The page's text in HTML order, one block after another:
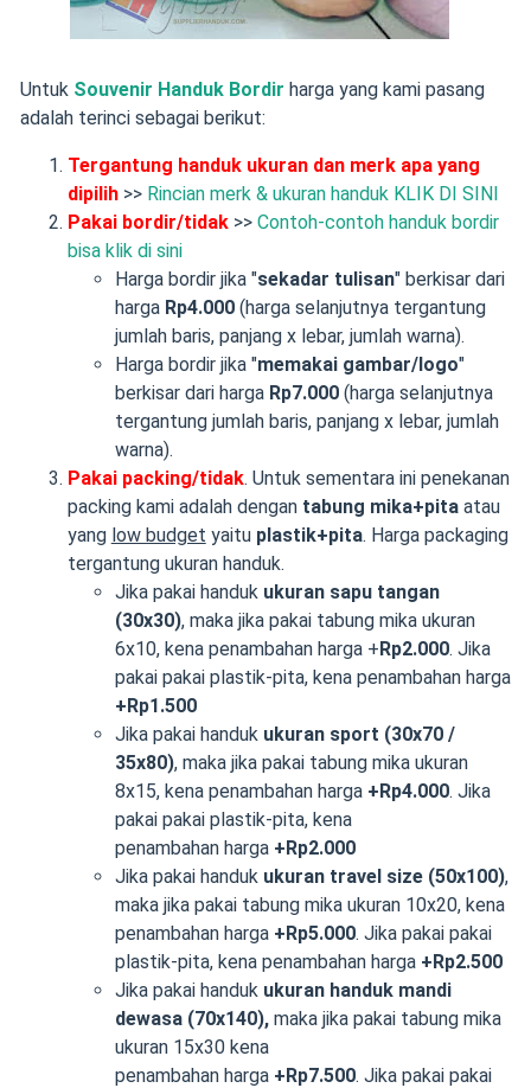
Untuk Souvenir Handuk Bordir harga yang kami pasang
adalah terinci sebagai berikut:
Tergantung handuk ukuran dan merk apa yang
dipilih>> Rincian merk & ukuran handuk KLIK DI SINI
Pakai bordir/tidak>> Contoh-contoh handuk bordir
bisa klik di sini
Harga bordir jika "sekadar tulisan" berkisar dari
harga Rp4.000(harga selanjutnya tergantung
jumlah baris, panjang x lebar, jumlah warna).
Harga bordir jika "memakai gambar/logo"
berkisar dari harga Rp7.000(harga selanjutnya
tergantung jumlah baris, panjang x lebar, jumlah
warna).
Pakai packing/tidak. Untuk sementara ini penekanan
packing kami adalah dengan tabung mika+pita atau
yang low budget yaitu plastik+pita. Harga packaging
tergantung ukuran handuk.
Jika pakai handuk ukuran sapu tangan
(30x30), maka jika pakai tabung mika ukuran
6x10, kena penambahan harga +Rp2.000. Jika
pakai pakai plastik-pita, kena penambahan harga
+Rp1.500
Jika pakai handuk ukuran sport (30x70 /
35x80), maka jika pakai tabung mika ukuran
8x15, kena penambahan harga +Rp4.000. Jika
pakai pakai plastik-pita, kena
penambahan harga +Rp2.000
Jika pakai handuk ukuran travel size (50x100),
maka jika pakai tabung mika ukuran 10x20, kena
penambahan harga +Rp5.000. Jika pakai pakai
plastik-pita, kena penambahan harga +Rp2.500
Jika pakai handuk ukuran handuk mandi
dewasa (70x140),maka jika pakai tabung mika
ukuran 15x30 kena
penambahan harga +Rp7.500. Jika pakai pakai